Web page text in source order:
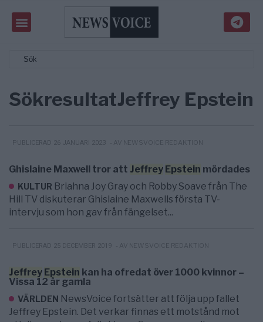
SökresultatJeffrey Epstein
PUBLICERAD 26 JANUARI 2023 - AV NEWSVOICE REDAKTION
Ghislaine Maxwell tror att Jeffrey Epstein mördades
KULTUR Briahna Joy Gray och Robby Soave från The
Hill TV diskuterar Ghislaine Maxwells första TV-
intervju som hon gav från fängelset...
PUBLICERAD 25 DECEMBER 2019 - AV NEWSVOICE REDAKTION
Jeffrey Epstein kan ha ofredat över 1000 kvinnor –
Vissa 12 år gamla
VÄRLDEN NewsVoice fortsätter att följa upp fallet
Jeffrey Epstein. Det verkar finnas ett motstånd mot